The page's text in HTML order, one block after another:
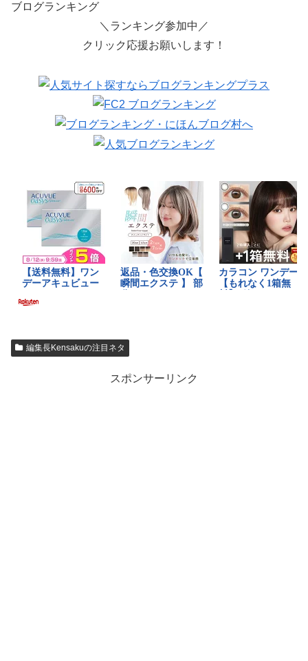
ブログランキング
＼ランキング参加中／
クリック応援お願いします！
編集長Kensakuの注目ネタ
スポンサーリンク